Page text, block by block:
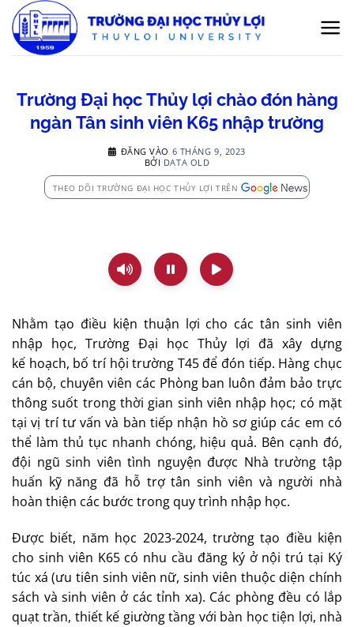
qua
nội
Trường Đại học Thủy lợi chào đón hàng
ngàn Tân sinh viên K65 nhập trường
ĐĂNG VÀO 6 THÁNG 9, 2023
BỞI DATA OLD
THEO DÕI TRƯỜNG ĐẠI HỌC THỦY LỢI TRÊN
Nhằm tạo điều kiện thuận lợi cho các tân sinh viên
nhập học, Trường Đại học Thủy lợi đã xây dựng
kế hoạch, bố trí hội trường T45 để đón tiếp. Hàng chục
cán bộ, chuyên viên các Phòng ban luôn đảm bảo trực
thông suốt trong thời gian sinh viên nhập học; có mặt
tại vị trí tư vấn và bàn tiếp nhận hồ sơ giúp các em có
thể làm thủ tục nhanh chóng, hiệu quả. Bên cạnh đó,
đội ngũ sinh viên tình nguyện được Nhà trường tập
huấn kỹ năng đã hỗ trợ tân sinh viên và người nhà
hoàn thiện các bước trong quy trình nhập học.
Được biết, năm học 2023-2024, trường tạo điều kiện
cho sinh viên K65 có nhu cầu đăng ký ở nội trú tại Ký
túc xá (ưu tiên sinh viên nữ, sinh viên thuộc diện chính
sách và sinh viên ở các tỉnh xa). Các phòng đều có lắp
quạt trần, thiết kế giường tầng với bàn học tiện lợi, nhà